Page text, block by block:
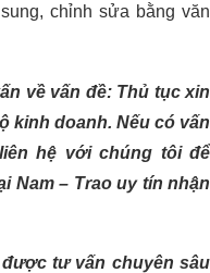
chỉnh sửa bằng văn
về vấn đề: Thủ tục xin
kinh doanh. Nếu có vấn
hệ với chúng tôi để
Nam – Trao uy tín nhận
tư vấn chuyên sâu